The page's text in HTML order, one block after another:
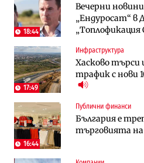
18:44
Вечерни
„Ендуросат“ в
„Топлофикация
17:49
Инфраструктура
Хасково търси
трафик с нови
16:44
Публични финанси
България е
търговията на
Столична
трасе по бул.
Компании
Vivacom
90% отстъпка
Енергетика
АЕЦ
няколко
Vivacom
90% отстъпка
To:know
Последни дни с
в лева: Какво
Градоустройство
Столична